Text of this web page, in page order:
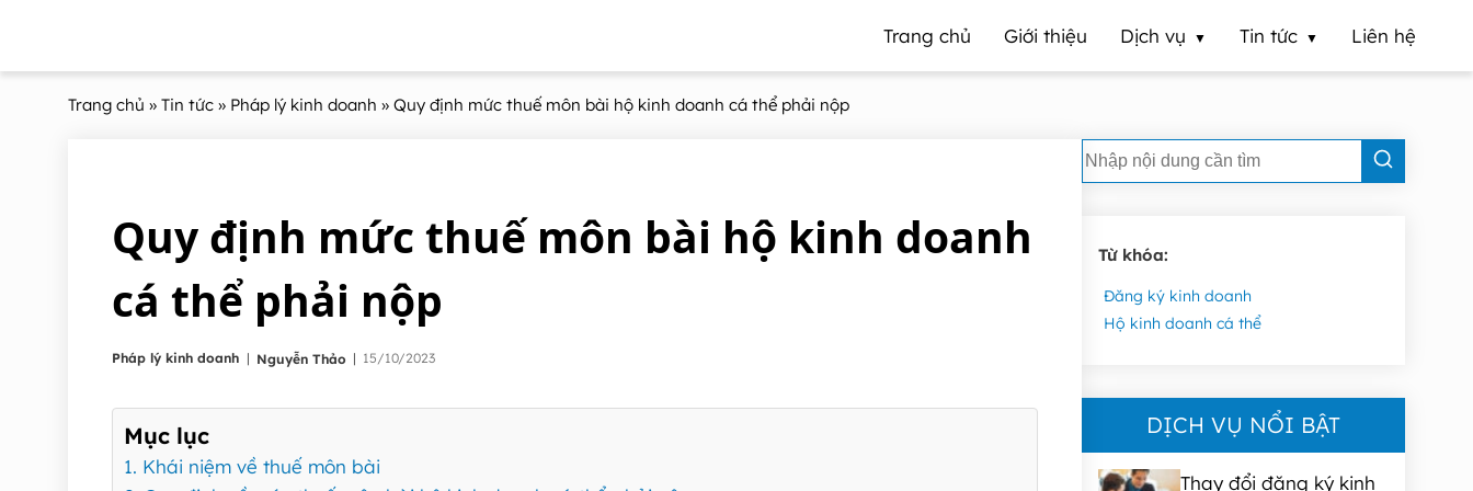
Trang chủ Giới thiệu Dịch vụ Tin tức Liên hệ
Trang chủ » Tin tức » Pháp lý kinh doanh » Quy định mức thuế môn bài hộ kinh doanh cá thể phải nộp
Quy định mức thuế môn bài hộ kinh doanh
cá thể phải nộp
Pháp lý kinh doanh | Nguyễn Thảo | 15/10/2023
Mục lục
1. Khái niệm về thuế môn bài
Từ khóa:
Đăng ký kinh doanh
Hộ kinh doanh cá thể
DỊCH VỤ NỔI BẬT
Thay đổi đăng ký kinh